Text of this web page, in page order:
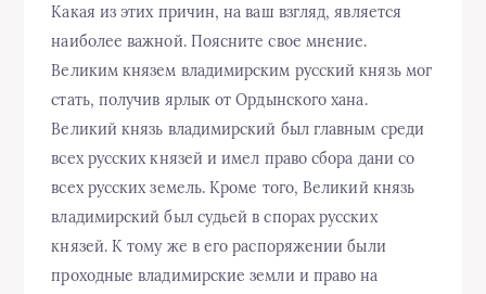
Какая из этих причин, на ваш взгляд, является
наиболее важной. Поясните свое мнение.
Великим князем владимирским русский князь мог
стать, получив ярлык от Ордынского хана.
Великий князь владимирский был главным среди
всех русских князей и имел право сбора дани со
всех русских земель. Кроме того, Великий князь
владимирский был судьей в спорах русских
князей. К тому же в его распоряжении были
проходные владимирские земли и право на